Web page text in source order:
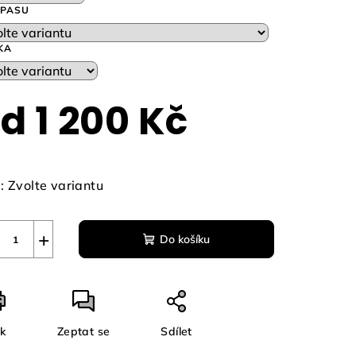
1 200 Kč
Zvolte variantu
+ Do košíku
Zeptat se Sdílet